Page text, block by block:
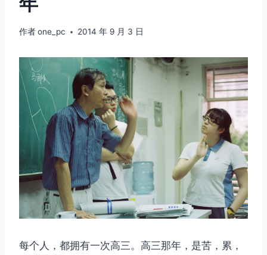
作者one_pc 2014 年 9 月 3 日
每个人，都拥有一次高三。高三那年，是苦，累，